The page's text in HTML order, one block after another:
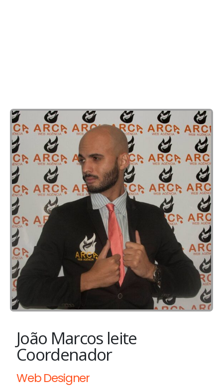
João Marcos leite
Coordenador
Web Designer